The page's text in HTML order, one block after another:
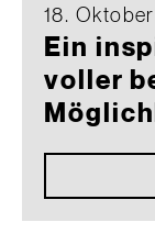
18.
Ein
voller